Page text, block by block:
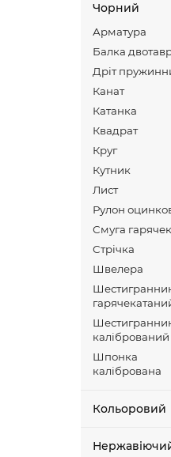
Чорний
Арматура
Балка
Дріт
Канат
Катанка
Квадрат
Круг
Кутник
Лист
Рулон
Смуга
Стрічка
Швелера
калібрований
Шпонка
калібрована
Кольоровий